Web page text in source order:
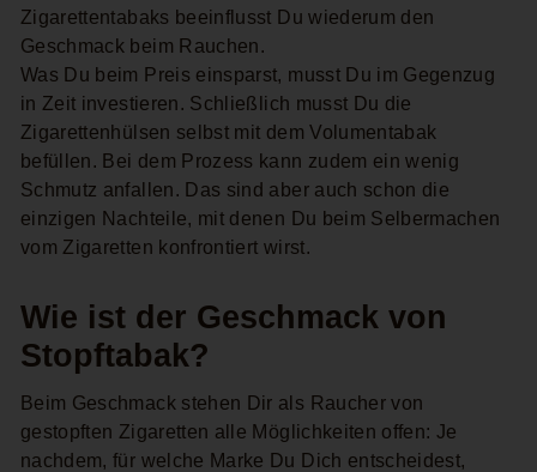
Zigarettentabaks beeinflusst Du wiederum den
Geschmack beim Rauchen.
Was Du beim Preis einsparst, musst Du im Gegenzug
in Zeit investieren. Schließlich musst Du die
Zigarettenhülsen selbst mit dem Volumentabak
befüllen. Bei dem Prozess kann zudem ein wenig
Schmutz anfallen. Das sind aber auch schon die
einzigen Nachteile, mit denen Du beim Selbermachen
vom Zigaretten konfrontiert wirst.
Wie ist der Geschmack von
Stopftabak?
Beim Geschmack stehen Dir als Raucher von
gestopften Zigaretten alle Möglichkeiten offen: Je
nachdem, für welche Marke Du Dich entscheidest,